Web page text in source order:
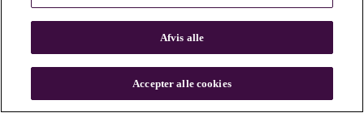
n
Afvis alle
Accepter alle cookies